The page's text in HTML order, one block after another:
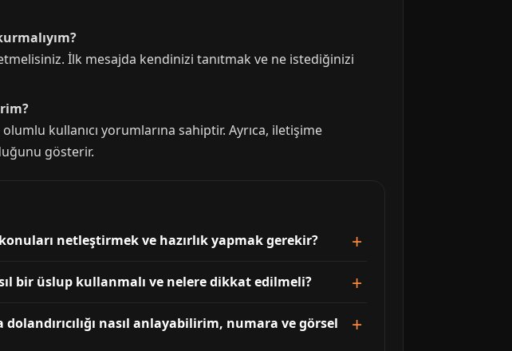
İlk mesajda kendinizi tanıtmak ve ne istediğinizi
kullanıcı yorumlarına sahiptir. Ayrıca, iletişime
gösterir.
netleştirmek ve hazırlık yapmak gerekir?
bir üslup kullanmalı ve nelere dikkat edilmeli?
nasıl anlayabilirim, numara ve görsel